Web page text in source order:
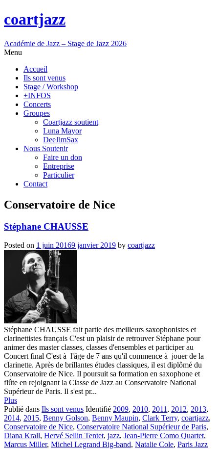
coartjazz
Académie de Jazz – Stage de Jazz 2026
Menu
Accueil
Ils sont venus
Stage / Workshop
+INFOS
Concerts
Groupes
Coartjazz soutient
Luna Mayor
DeeJimSax
Nous Soutenir
Faire un don
Entreprise
Particulier
Contact
Conservatoire de Nice
Stéphane CHAUSSE
Posted on 1 juin 20169 janvier 2019 by coartjazz
Stéphane CHAUSSE fait partie des meilleurs saxophonistes et
clarinettistes français C'est un plaisir de retrouver Stéphane pour
animer des master classes, classes d'ensembles et participer au
Concert final C'est à l'âge de 7 ans qu'il commence à jouer de la
clarinette. Après de brillantes études classiques, il est diplômé du
Conservatoire de Nice. Il poursuit sa formation en saxophone et
flûte en rejoignant la Classe de Jazz au Conservatoire National
Supérieur de Paris. Il s'est pr...
Plus
Publié dans Ils sont venus Identifié 2009, 2010, 2011, 2012, 2013,
2014, 2015, Benny Golson, Benny Maupin, Clark Terry, coartjazz,
Conservatoire de Nice, Conservatoire National Supérieur de Paris,
Diana Krall, Hervé Sellin Tentet, jazz, Jean-Pierre Como Quartet,
Marcus Miller, Michel Legrand Big-band, Natalie Cole, Paris Jazz